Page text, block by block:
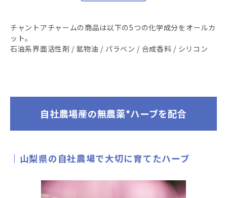
チャントアチャームの商品は以下の5つの化学成分をオールカ
ット。
石油系界面活性剤 / 鉱物油 / パラベン / 合成香料 / シリコン
自社農場産の無農薬*ハーブを配合
山梨県の自社農場で大切に育てたハーブ